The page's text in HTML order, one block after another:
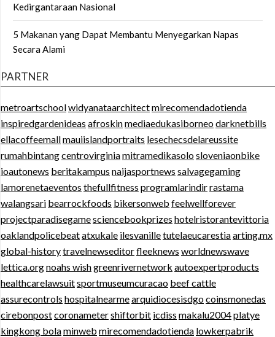
Kedirgantaraan Nasional
5 Makanan yang Dapat Membantu Menyegarkan Napas
Secara Alami
PARTNER
metroartschoolwidyanataarchitectmirecomendadotienda
inspiredgardenideas afroskinmediaedukasiborneodarknetbills
ellacoffeemallmauiislandportraits lesechecsdelareussite
rumahbintangcentrovirginiamitramedikasolosloveniaonbike
ioautonews beritakampus naijasportnews salvagegaming
lamorenetaeventos thefullfitness programlarindirrastama
walangsari bearrockfoods bikersonweb feelwellforever
projectparadisegamesciencebookprizes hotelristorantevittoria
oaklandpolicebeatatxukale ilesvanilletutelaeucarestiaarting.mx
global-historytravelnewseditorfleeknews worldnewswave
lettica.orgnoahs wishgreenrivernetwork autoexpertproducts
healthcarelawsuitsportmuseumcuracao beef cattle
assurecontrols hospitalnearmearquidiocesisdgocoinsmonedas
cirebonpostcoronametershiftorbit icdiss makalu2004platye
kingkong bolaminweb mirecomendadotienda lowkerpabrik